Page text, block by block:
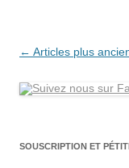
Navigation
articles
← Articles plus
SOUSCRIPTION ET